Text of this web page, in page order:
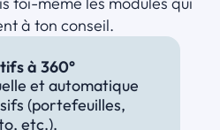
à ton conseil.
à 360°
et automatique
(portefeuilles,
etc.).